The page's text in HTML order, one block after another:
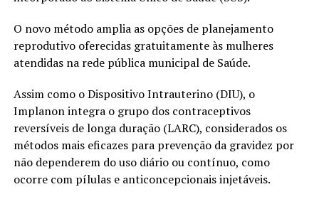
O novo método amplia as opções de planejamento
reprodutivo oferecidas gratuitamente às mulheres
atendidas na rede pública municipal de Saúde.
Assim como o Dispositivo Intrauterino (DIU), o
Implanon integra o grupo dos contraceptivos
reversíveis de longa duração (LARC), considerados os
métodos mais eficazes para prevenção da gravidez por
não dependerem do uso diário ou contínuo, como
ocorre com pílulas e anticoncepcionais injetáveis.